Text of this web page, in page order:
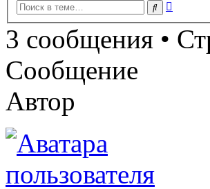
Поиск
3 сообщения •
Сообщение
Автор